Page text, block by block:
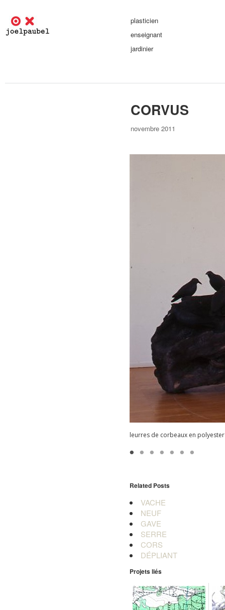
plasticien
enseignant
jardinier
CORVUS
novembre 2011
leurres de corbeaux en
Related Posts
VACHE
NEUF
GAVE
SERRE
CORS
DÉPLIANT
Projets liés